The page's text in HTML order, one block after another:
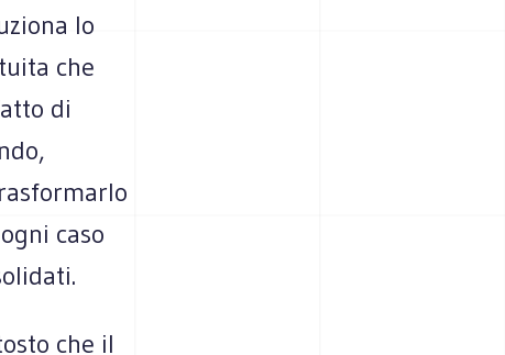
lo
che
di
caso
che il